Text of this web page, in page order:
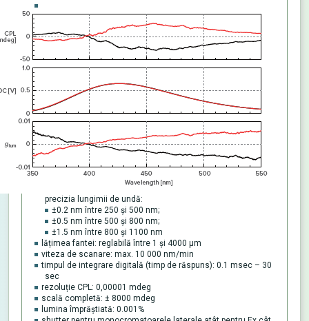
precizia lungimii de undă:
±0.2 nm între 250 și 500 nm;
±0.5 nm între 500 și 800 nm;
±1.5 nm între 800 și 1100 nm
lățimea fantei: reglabilă între 1 și 4000 μm
viteza de scanare: max. 10 000 nm/min
timpul de integrare digitală (timp de răspuns): 0.1 msec – 30
sec
rezoluție CPL: 0,00001 mdeg
scală completă: ± 8000 mdeg
lumina împrăştiată: 0.001%